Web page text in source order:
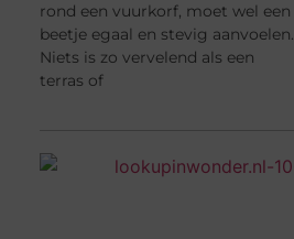
rond een vuurkorf, moet wel een
beetje egaal en stevig aanvoelen.
Niets is zo vervelend als een
terras of